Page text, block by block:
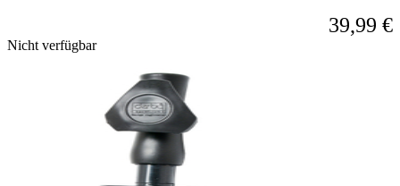
39,99 €
Nicht verfügbar